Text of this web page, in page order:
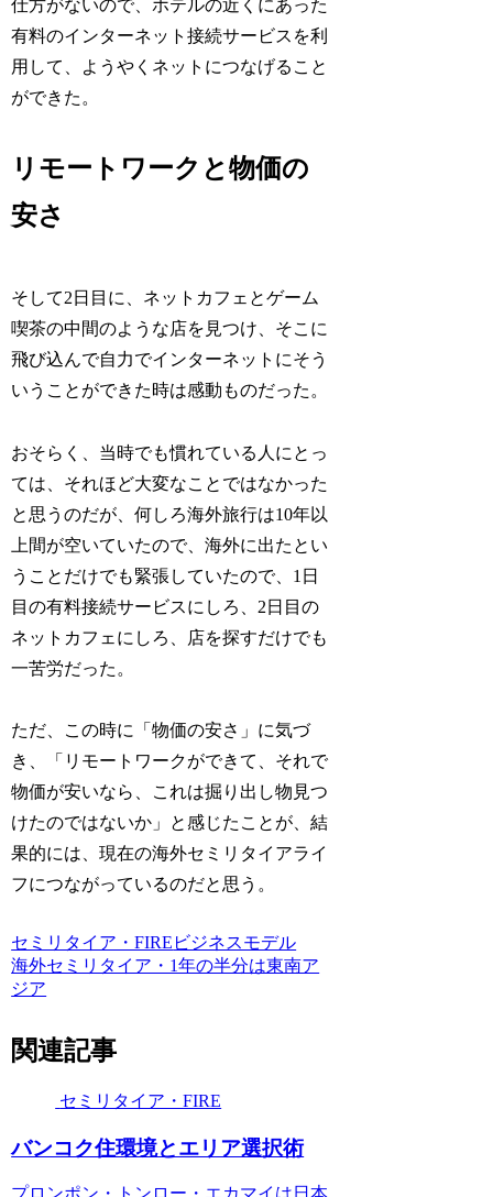
仕方がないので、ホテルの近くにあった
有料のインターネット接続サービスを利
用して、ようやくネットにつなげること
ができた。
リモートワークと物価の
安さ
そして2日目に、ネットカフェとゲーム
喫茶の中間のような店を見つけ、そこに
飛び込んで自力でインターネットにそう
いうことができた時は感動ものだった。
おそらく、当時でも慣れている人にとっ
ては、それほど大変なことではなかった
と思うのだが、何しろ海外旅行は10年以
上間が空いていたので、海外に出たとい
うことだけでも緊張していたので、1日
目の有料接続サービスにしろ、2日目の
ネットカフェにしろ、店を探すだけでも
一苦労だった。
ただ、この時に「物価の安さ」に気づ
き、「リモートワークができて、それで
物価が安いなら、これは掘り出し物見つ
けたのではないか」と感じたことが、結
果的には、現在の海外セミリタイアライ
フにつながっているのだと思う。
セミリタイア・FIRE ビジネスモデル
海外セミリタイア・1年の半分は東南ア
ジア
関連記事
セミリタイア・FIRE
バンコク住環境とエリア選択術